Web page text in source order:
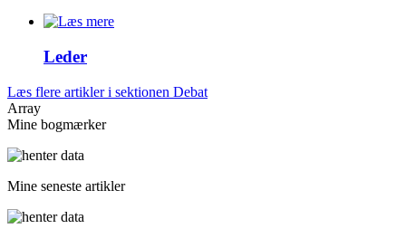
Leder
Læs flere artikler i sektionen Debat
Array
Mine bogmærker
Mine seneste artikler